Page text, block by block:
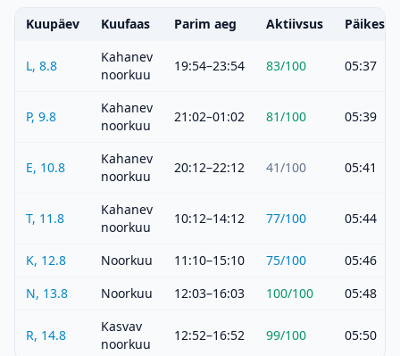
Kuupäev Kuufaas Parim aeg Aktiivsus
L, 8.8
Kahanev
noorkuu
19:54–23:54 83/100 05:37
P, 9.8
Kahanev
noorkuu
21:02–01:02 81/100 05:39
E, 10.8
Kahanev
noorkuu
20:12–22:12 41/100 05:41
T, 11.8
Kahanev
noorkuu
10:12–14:12 77/100 05:44
K, 12.8 Noorkuu 11:10–15:10 75/100
05:46
N, 13.8
Noorkuu 12:03–16:03 100/100 05:48
R, 14.8
Kasvav
noorkuu
12:52–16:52 99/100 05:50